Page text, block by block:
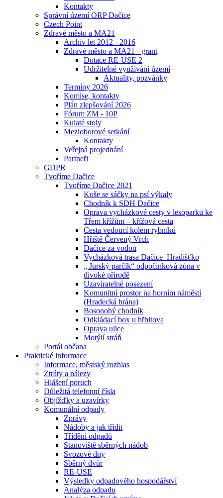
Kontakty
Správní území ORP Dačice
Czech Point
Zdravé město a MA21
Archiv let 2012 - 2016
Zdravé město a MA21 - grant
Dotace RE-USE 2
Udržitelné využívání území
Aktuality, pozvánky
Termíny 2026
Komise, kontakty
Plán zlepšování 2026
Fórum ZM - 10P
Kulaté stoly
Mezioborové setkání
Kontakty
Veřejná projednání
Partneři
GDPR
Tvoříme Dačice
Tvoříme Dačice 2021
Koše se sáčky na psí výkaly
Chodník k SDH Dačice
Oprava vycházkové cesty v lesoparku ke
Třem křížům – křížová cesta
Cesta vedoucí kolem rybníků
Hřiště Červený Vrch
Dačice za vodou
Vycházková trasa Dačice–Hradišťko
„ Jurský parčík“ odpočinková zóna v
divoké přírodě
Uzavíratelné posezení
Komunitní prostor na horním náměstí
(Hradecká brána)
Bosonohý chodník
Odkládací box u hřbitova
Oprava ulice
Motýlí stráň
Portál občana
Praktické informace
Informace, městský rozhlas
Ztráty a nálezy
Hlášení poruch
Důležitá telefonní čísla
Objížďky a uzavírky
Komunální odpady
Zprávy
Nádoby a jak třídit
Třídění odpadů
Stanoviště sběrných nádob
Svozové dny
Sběrný dvůr
RE-USE
Výsledky odpadového hospodářství
Analýza odpadu